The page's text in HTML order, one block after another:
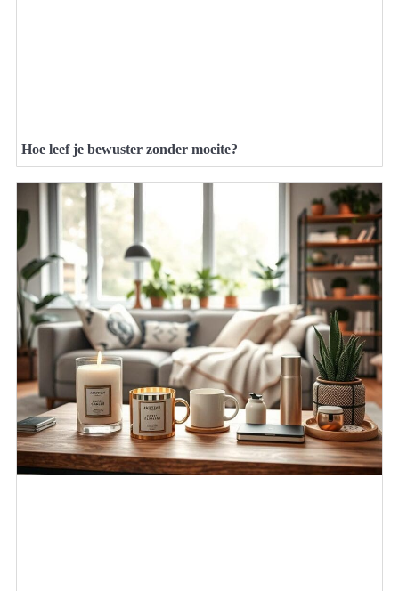
Hoe leef je bewuster zonder moeite?